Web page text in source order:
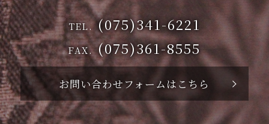
TEL. (075)341-6221
FAX.(075)361-8555
お問い合わせフォームはこちら